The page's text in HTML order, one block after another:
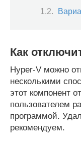
Как
Hyper-V можно
несколькими
этот компонент
пользователем
программой.
рекомендуем.